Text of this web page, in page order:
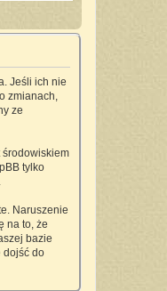
Jeśli ich nie
zmianach,
ze
środowiskiem
tylko
Naruszenie
na to, że
bazie
dojść do